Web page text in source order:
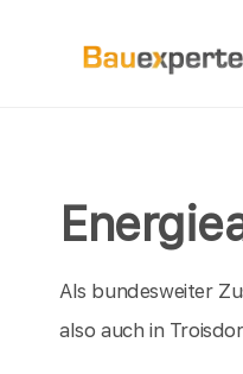
Als bundesweiter
also auch in